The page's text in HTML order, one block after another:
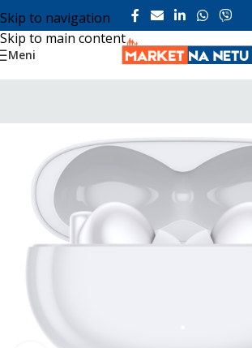
Skip to navigation
Skip to main content
Meni